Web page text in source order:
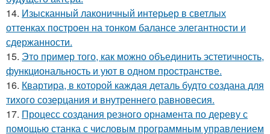
14. Изысканный лаконичный интерьер в светлых
оттенках построен на тонком балансе элегантности и
сдержанности.
15. Это пример того, как можно объединить эстетичность,
функциональность и уют в одном пространстве.
16. Квартира, в которой каждая деталь будто создана для
тихого созерцания и внутреннего равновесия.
17. Процесс создания резного орнамента по дереву с
помощью станка с числовым программным управлением